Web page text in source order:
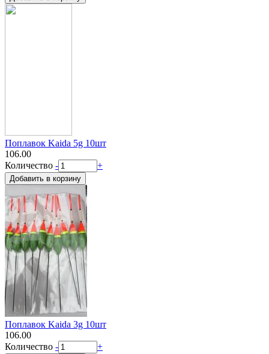
Поплавок Kaida 5g 10шт
106.00
Количество - +
Поплавок Kaida 3g 10шт
106.00
Количество - +